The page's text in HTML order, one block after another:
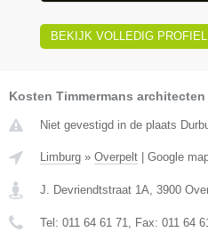
BEKIJK VOLLEDIG PROFIEL
Kosten Timmermans architecten
Niet gevestigd in de plaats
Limburg » Overpelt Google
J. Devriendtstraat 1A, 3900
Tel: 011 64 61 71, Fax: 011 64